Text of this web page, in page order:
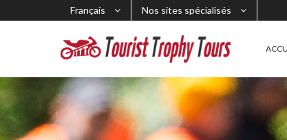
Français Nos sites spécialisés